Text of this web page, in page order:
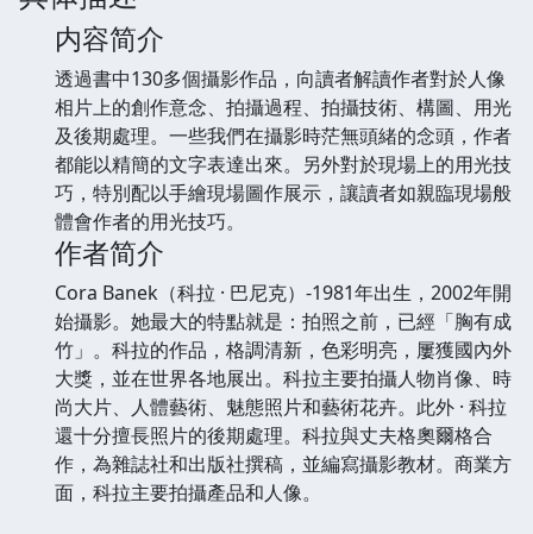
内容简介
透過書中130多個攝影作品，向讀者解讀作者對於人像
相片上的創作意念、拍攝過程、拍攝技術、構圖、用光
及後期處理。一些我們在攝影時茫無頭緒的念頭，作者
都能以精簡的文字表達出來。另外對於現場上的用光技
巧，特別配以手繪現場圖作展示，讓讀者如親臨現場般
體會作者的用光技巧。
作者简介
Cora Banek（科拉 · 巴尼克）-1981年出生，2002年開
始攝影。她最大的特點就是：拍照之前，已經「胸有成
竹」。科拉的作品，格調清新，色彩明亮，屢獲國內外
大獎，並在世界各地展出。科拉主要拍攝人物肖像、時
尚大片、人體藝術、魅態照片和藝術花卉。此外 · 科拉
還十分擅長照片的後期處理。科拉與丈夫格奧爾格合
作，為雜誌社和出版社撰稿，並編寫攝影教材。商業方
面，科拉主要拍攝產品和人像。